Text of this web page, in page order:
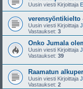
Uusin viesti Kirjoittaja
verensyöntikielto
Uusin viesti Kirjoittaja
Vastaukset: 3
Onko Jumala
Uusin viesti Kirjoittaja
Vastaukset: 39
Raamatun
Uusin viesti Kirjoittaja
Vastaukset: 2